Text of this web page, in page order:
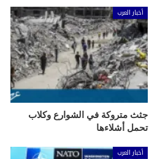
أخبار العرب
جثث متروكة في الشوارع وكلاب
تحمل أشلاءها
أخبار العرب